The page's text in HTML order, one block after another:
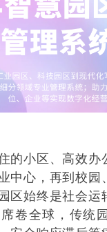
的小区、高效办
中心，再到校园
区始终是社会运
卷全球，传统